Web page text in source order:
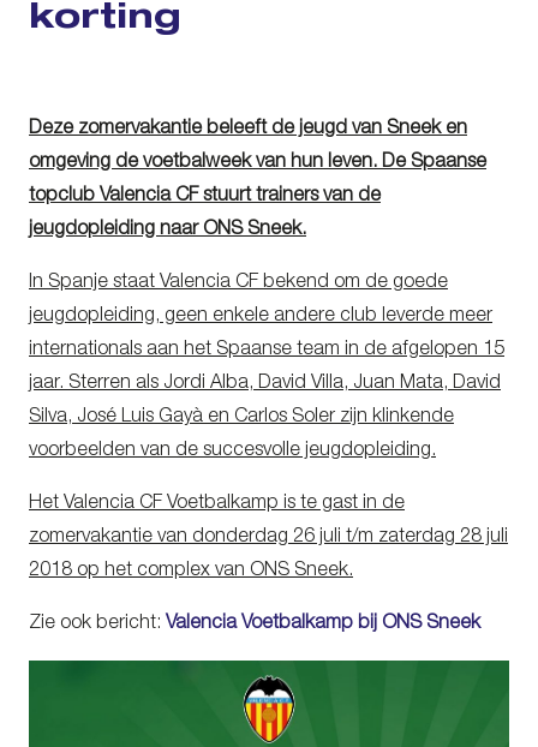
korting
Deze zomervakantie beleeft de jeugd van Sneek en
omgeving de voetbalweek van hun leven. De Spaanse
topclub Valencia CF stuurt trainers van de
jeugdopleiding naar ONS Sneek.
In Spanje staat Valencia CF bekend om de goede
jeugdopleiding, geen enkele andere club leverde meer
internationals aan het Spaanse team in de afgelopen 15
jaar. Sterren als Jordi Alba, David Villa, Juan Mata, David
Silva, José Luis Gayà en Carlos Soler zijn klinkende
voorbeelden van de succesvolle jeugdopleiding.
Het Valencia CF Voetbalkamp is te gast in de
zomervakantie van donderdag 26 juli t/m zaterdag 28 juli
2018 op het complex van ONS Sneek.
Zie ook bericht: Valencia Voetbalkamp bij ONS Sneek